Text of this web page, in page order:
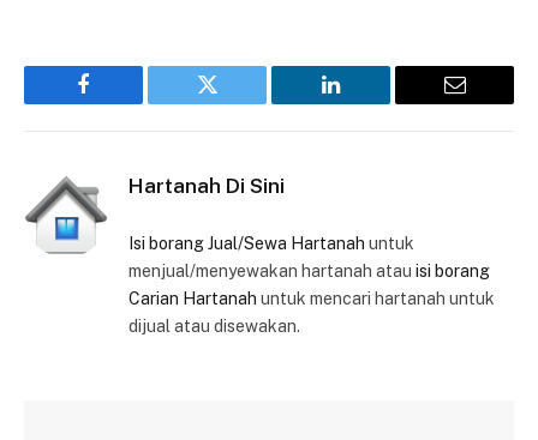
Facebook Twitter LinkedIn Email
Hartanah Di Sini
Isi borang Jual/Sewa Hartanah untuk
menjual/menyewakan hartanah atau isi borang
Carian Hartanah untuk mencari hartanah untuk
dijual atau disewakan.